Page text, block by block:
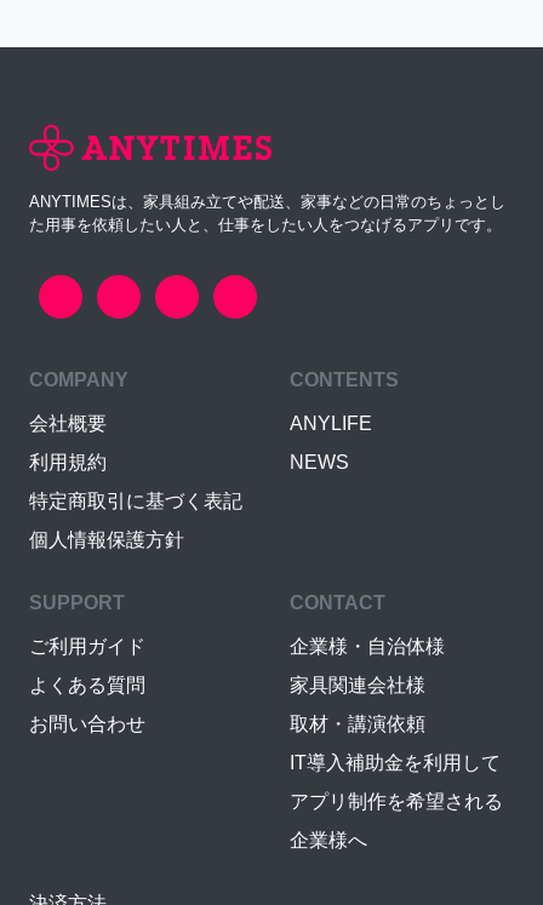
ANYTIMESは、家具組み立てや配送、家事などの日常のちょっとし
た用事を依頼したい人と、仕事をしたい人をつなげるアプリです。
COMPANY
会社概要
利用規約
特定商取引に基づく表記
個人情報保護方針
CONTENTS
ANYLIFE
NEWS
SUPPORT
ご利用ガイド
よくある質問
お問い合わせ
CONTACT
企業様・自治体様
家具関連会社様
取材・講演依頼
IT導入補助金を利用して
アプリ制作を希望される
企業様へ